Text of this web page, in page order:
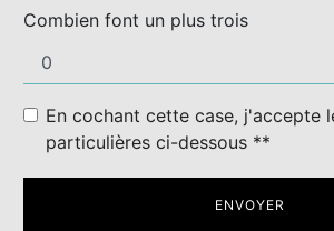
Combien font un plus trois
En cochant cette case, j'accepte
particulières ci-dessous **
ENVOYER